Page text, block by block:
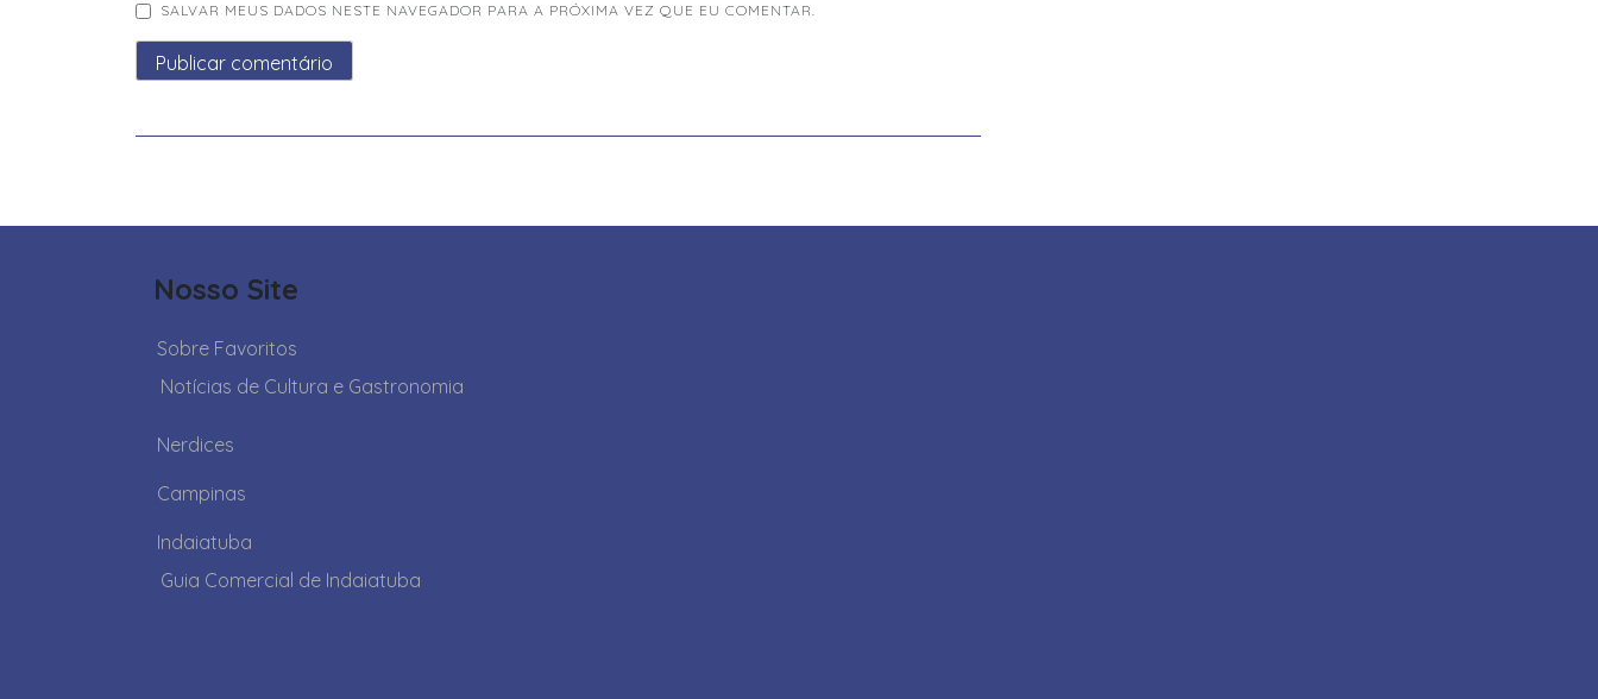
SALVAR MEUS DADOS NESTE NAVEGADOR PARA A PRÓXIMA VEZ QUE EU COMENTAR.
Nosso Site
Sobre Favoritos
Notícias de Cultura e Gastronomia
Nerdices
Campinas
Indaiatuba
Guia Comercial de Indaiatuba